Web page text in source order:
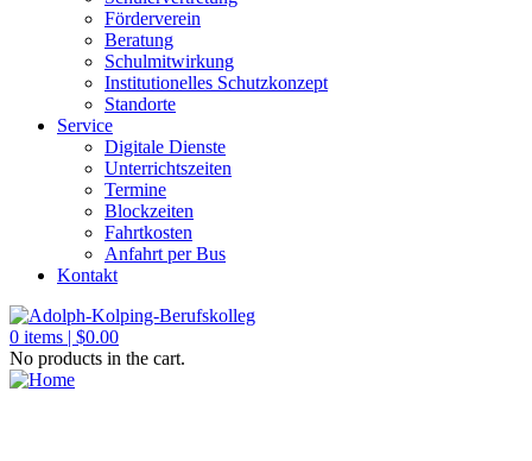
Förderverein
Beratung
Schulmitwirkung
Institutionelles Schutzkonzept
Standorte
Service
Digitale Dienste
Unterrichtszeiten
Termine
Blockzeiten
Fahrtkosten
Anfahrt per Bus
Kontakt
0 items | $0.00
No products in the cart.